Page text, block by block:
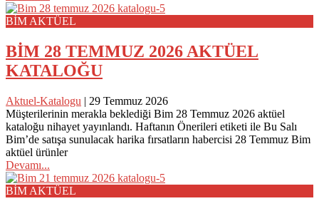
BİM AKTÜEL
BİM 28 TEMMUZ 2026 AKTÜEL
KATALOĞU
Aktuel-Katalogu | 29 Temmuz 2026
Müşterilerinin merakla beklediği Bim 28 Temmuz 2026 aktüel
kataloğu nihayet yayınlandı. Haftanın Önerileri etiketi ile Bu Salı
Bim’de satışa sunulacak harika fırsatların habercisi 28 Temmuz Bim
aktüel ürünler
Devamı...
BİM AKTÜEL